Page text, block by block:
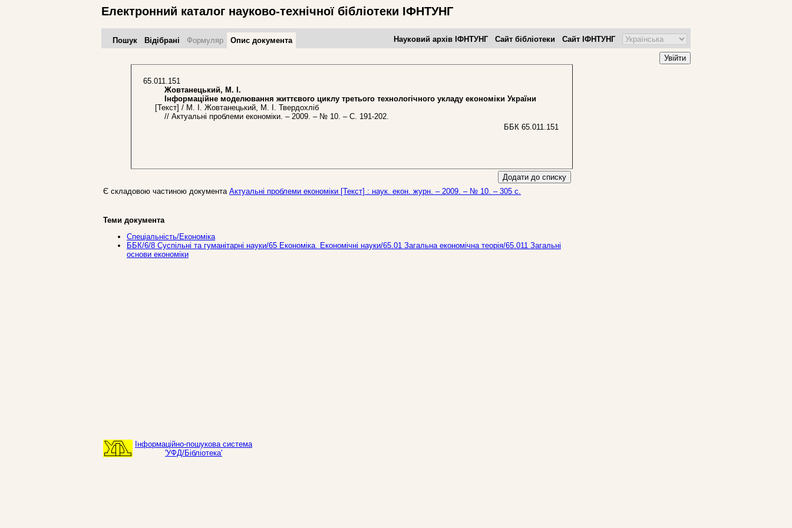
Електронний каталог науково-технічної бібліотеки ІФНТУНГ
Пошук Відібрані Формуляр Опис документа Науковий архів ІФНТУНГ Сайт бібліотеки Сайт ІФНТУНГ
Увійти
65.011.151
Жовтанецький, М. І.
Інформаційне моделювання життєвого циклу третього технологічного укладу економіки України
[Текст] / М. І. Жовтанецький, М. І. Твердохліб
// Актуальні проблеми економіки. – 2009. – № 10. – С. 191-202.
ББК 65.011.151
Додати до списку
Є складовою частиною документа Актуальні проблеми економіки [Текст] : наук. екон. журн. – 2009. – № 10. – 305 с.
Теми документа
Спеціальність/Економіка
ББК/6/8 Суспільні та гуманітарні науки/65 Економіка. Економічні науки/65.01 Загальна економічна теорія/65.011 Загальні
основи економіки
Інформаційно-пошукова система
'УФД/Бібліотека'